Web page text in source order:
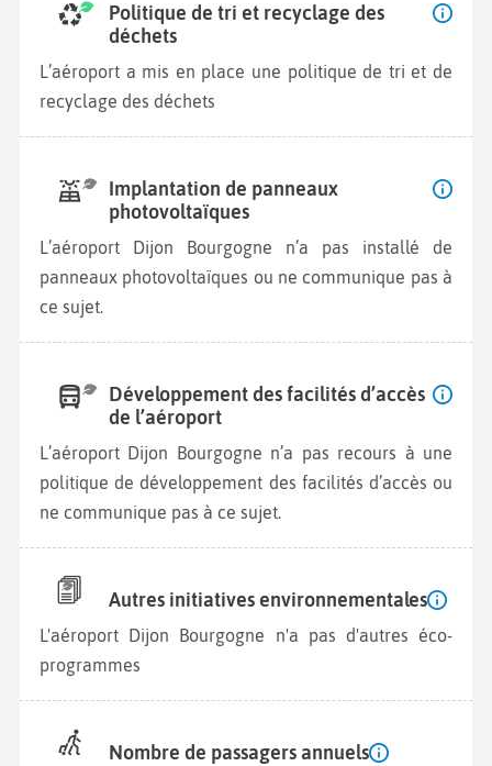
Politique de tri et recyclage des
déchets
L’aéroport a mis en place une politique de tri et de
recyclage des déchets
Implantation de panneaux
photovoltaïques
L’aéroport Dijon Bourgogne n’a pas installé de
panneaux photovoltaïques ou ne communique pas à
ce sujet.
Développement des facilités d’accès
de l’aéroport
L’aéroport Dijon Bourgogne n’a pas recours à une
politique de développement des facilités d’accès ou
ne communique pas à ce sujet.
Autres initiatives environnementales
L'aéroport Dijon Bourgogne n'a pas d'autres éco-
programmes
Nombre de passagers annuels